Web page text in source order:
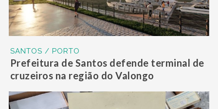
SANTOS / PORTO
Prefeitura de Santos defende terminal de
cruzeiros na região do Valongo